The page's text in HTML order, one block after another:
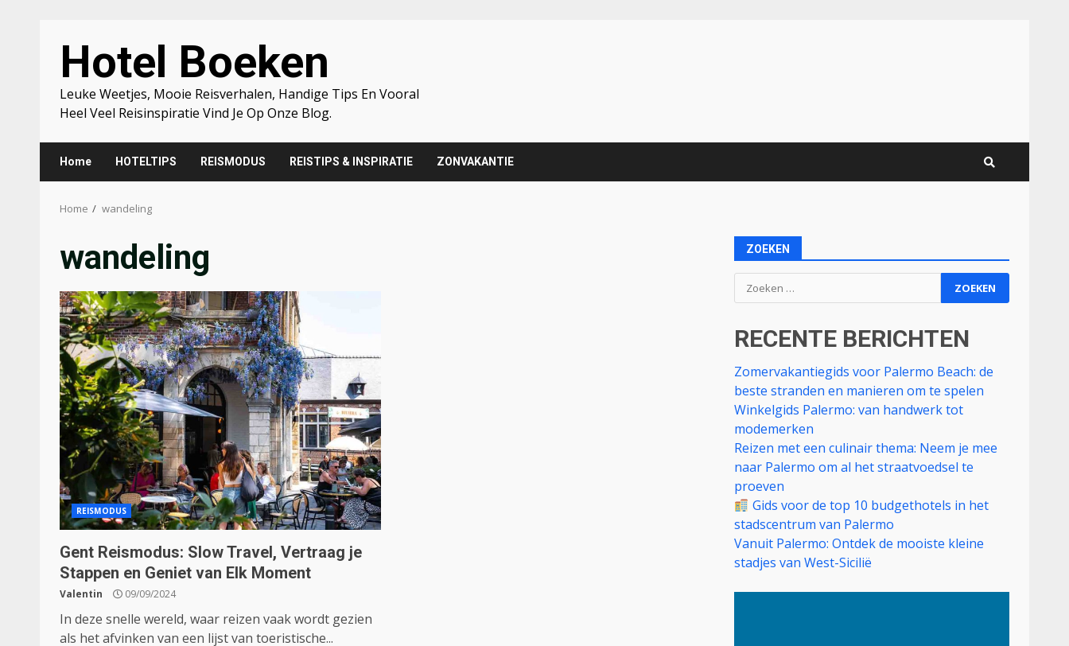
content
Hotel Boeken
Leuke Weetjes, Mooie Reisverhalen, Handige Tips En Vooral
Heel Veel Reisinspiratie Vind Je Op Onze Blog.
Home HOTELTIPS REISMODUS REISTIPS & INSPIRATIE ZONVAKANTIE
Home wandeling
wandeling
REISMODUS
Gent Reismodus: Slow Travel, Vertraag je
Stappen en Geniet van Elk Moment
Valentin 09/09/2024
In deze snelle wereld, waar reizen vaak wordt gezien
als het afvinken van een lijst van toeristische...
ZOEKEN
Zoeken
naar:
RECENTE BERICHTEN
Zomervakantiegids voor Palermo Beach: de
beste stranden en manieren om te spelen
Winkelgids Palermo: van handwerk tot
modemerken
Reizen met een culinair thema: Neem je mee
naar Palermo om al het straatvoedsel te
proeven
Gids voor de top 10 budgethotels in het
stadscentrum van Palermo
Vanuit Palermo: Ontdek de mooiste kleine
stadjes van West-Sicilië